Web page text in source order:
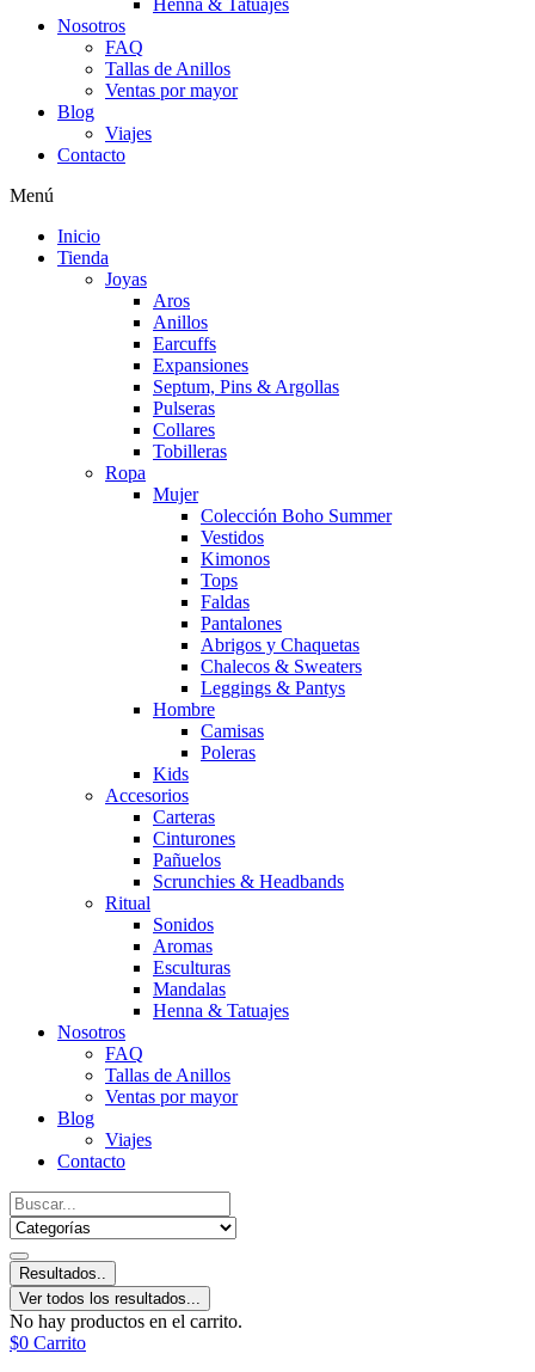
Henna & Tatuajes
Nosotros
FAQ
Tallas de Anillos
Ventas por mayor
Blog
Viajes
Contacto
Menú
Inicio
Tienda
Joyas
Aros
Anillos
Earcuffs
Expansiones
Septum, Pins & Argollas
Pulseras
Collares
Tobilleras
Ropa
Mujer
Colección Boho Summer
Vestidos
Kimonos
Tops
Faldas
Pantalones
Abrigos y Chaquetas
Chalecos & Sweaters
Leggings & Pantys
Hombre
Camisas
Poleras
Kids
Accesorios
Carteras
Cinturones
Pañuelos
Scrunchies & Headbands
Ritual
Sonidos
Aromas
Esculturas
Mandalas
Henna & Tatuajes
Nosotros
FAQ
Tallas de Anillos
Ventas por mayor
Blog
Viajes
Contacto
Resultados..
Ver todos los resultados...
No hay productos en el carrito.
$0 Carrito